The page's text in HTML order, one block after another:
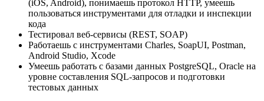
(iOS, Android), понимаешь протокол HTTP, умеешь
пользоваться инструментами для отладки и инспекции
кода
Тестировал веб-сервисы (REST, SOAP)
Работаешь с инструментами Charles, SoapUI, Postman,
Android Studio, Xcode
Умеешь работать с базами данных PostgreSQL, Oracle на
уровне составления SQL-запросов и подготовки
тестовых данных